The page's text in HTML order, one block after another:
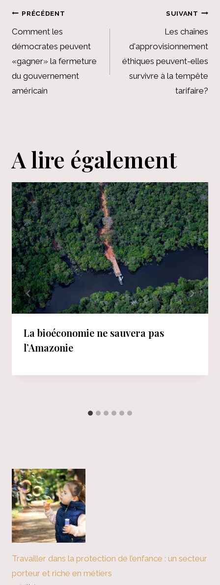
Navigation
de
l’article
PRÉCÉDENT
Comment les
démocrates peuvent
«gagner» la fermeture
du gouvernement
américain
SUIVANT
Les chaînes
d'approvisionnement
éthiques peuvent-elles
survivre à la tempête
tarifaire?
A lire également
La bioéconomie ne sauvera pas
l’Amazonie
Travailler dans la protection de l’enfance : un secteur
porteur et riche en métiers